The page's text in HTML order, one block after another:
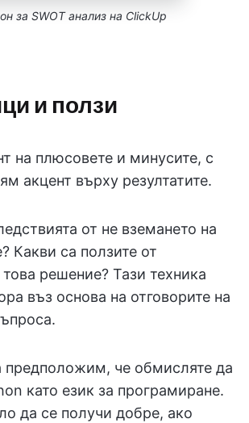
за SWOT анализ на ClickUp
и ползи
на плюсовете и минусите, с
акцент върху резултатите.
от не вземането на
Какви са ползите от
решение? Тази техника
въз основа на отговорите на
предположим, че обмисляте да
като език за програмиране.
да се получи добре, ако